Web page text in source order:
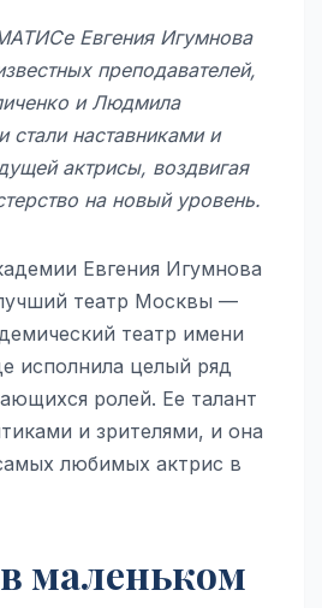
Евгения Игумнова
преподавателей,
и Людмила
стали наставниками и
актрисы, воздвигая
на новый уровень.
Евгения Игумнова
театр Москвы —
театр имени
исполнила целый ряд
ролей. Ее талант
и зрителями, и она
любимых актрис в
маленьком